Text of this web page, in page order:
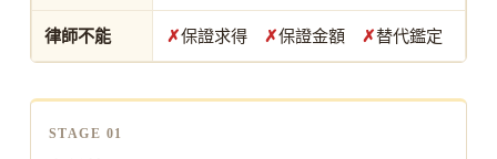
律師不能 ✗保證求得 ✗保證金額 ✗替代鑑定
STAGE 01